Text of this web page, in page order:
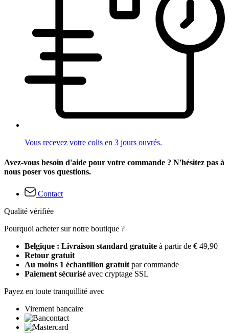
Vous recevez votre colis en 3 jours ouvrés.
Avez-vous besoin d'aide pour votre commande ? N'hésitez pas à
nous poser vos questions.
Contact
Qualité vérifiée
Pourquoi acheter sur notre boutique ?
Belgique : Livraison standard gratuite à partir de € 49,90
Retour gratuit
Au moins 1 échantillon gratuitpar commande
Paiement sécurisé avec cryptage SSL
Payez en toute tranquillité avec
Virement bancaire